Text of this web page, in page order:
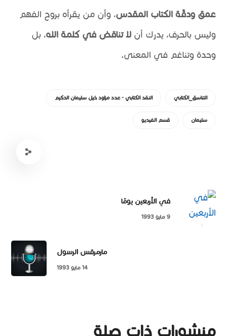
عمق ودقّة الكتاب المقدس، وأن من يقرأه بروح الفهم
وليس بالحرف، يدرك أنلا تناقض في كلمة الله، بل
وحدة وتناغم في المعنى.
التناسق_الكتابي النقد الكتابي - عدد مزاود خيل سليمان الحكيم
سليمان قسم الفيديو
في الأربعين يومًا
9 مايو 1993
مارمرقس الرسول
14 مايو 1993
منشورات ذات صلة